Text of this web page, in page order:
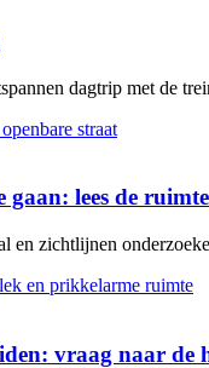
dagtrip met de
lees de
zichtlijnen
vraag naar de